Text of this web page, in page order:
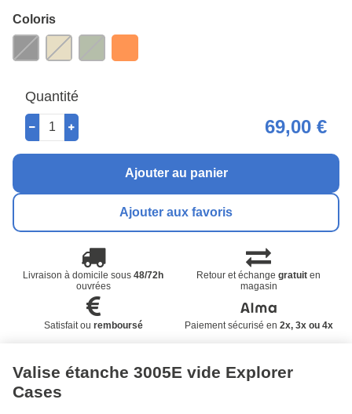
Coloris
Quantité
69,00 €
Ajouter au panier
Ajouter aux favoris
Livraison à domicile sous48/72h
ouvrées
Retour et échangegratuit en
magasin
Satisfait ou remboursé Paiement sécurisé en 2x, 3x ou 4x
Valise étanche 3005E vide Explorer
Cases